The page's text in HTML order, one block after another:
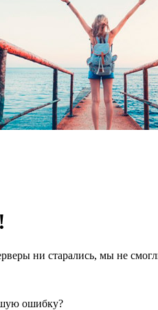
ни старались, мы не
ошибку?